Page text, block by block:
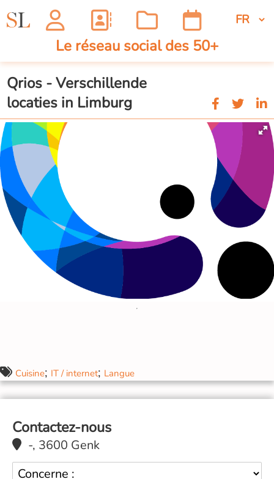
Le réseau social des 50+
Qrios - Verschillende
locaties in Limburg
Cuisine; IT / internet; Langue
Contactez-nous
-, 3600 Genk